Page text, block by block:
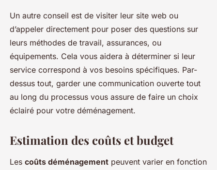
Un autre conseil est de visiter leur site web ou
d’appeler directement pour poser des questions sur
leurs méthodes de travail, assurances, ou
équipements. Cela vous aidera à déterminer si leur
service correspond à vos besoins spécifiques. Par-
dessus tout, garder une communication ouverte tout
au long du processus vous assure de faire un choix
éclairé pour votre déménagement.
Estimation des coûts et budget
Les coûts déménagement peuvent varier en fonction